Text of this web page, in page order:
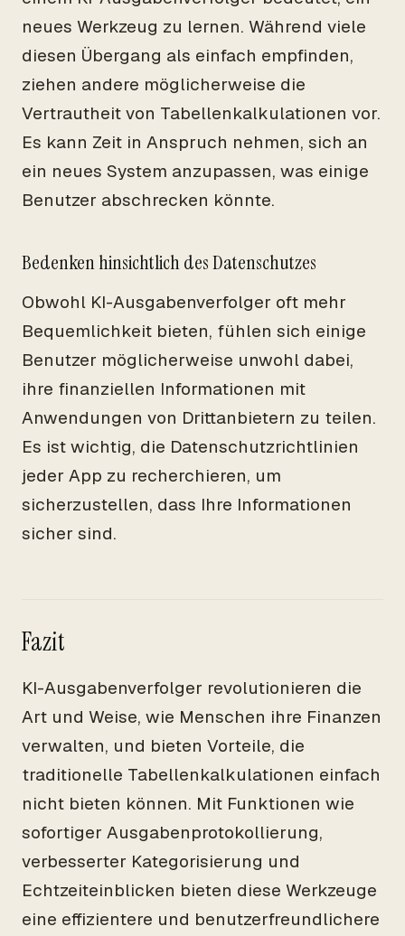
neues Werkzeug zu lernen. Während viele
diesen Übergang als einfach empfinden,
ziehen andere möglicherweise die
Vertrautheit von Tabellenkalkulationen vor.
Es kann Zeit in Anspruch nehmen, sich an
ein neues System anzupassen, was einige
Benutzer abschrecken könnte.
Bedenken hinsichtlich des Datenschutzes
Obwohl KI-Ausgabenverfolger oft mehr
Bequemlichkeit bieten, fühlen sich einige
Benutzer möglicherweise unwohl dabei,
ihre finanziellen Informationen mit
Anwendungen von Drittanbietern zu teilen.
Es ist wichtig, die Datenschutzrichtlinien
jeder App zu recherchieren, um
sicherzustellen, dass Ihre Informationen
sicher sind.
Fazit
KI-Ausgabenverfolger revolutionieren die
Art und Weise, wie Menschen ihre Finanzen
verwalten, und bieten Vorteile, die
traditionelle Tabellenkalkulationen einfach
nicht bieten können. Mit Funktionen wie
sofortiger Ausgabenprotokollierung,
verbesserter Kategorisierung und
Echtzeiteinblicken bieten diese Werkzeuge
eine effizientere und benutzerfreundlichere